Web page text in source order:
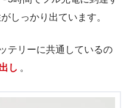
しっかり出ています。
テリーに共通しているの
し 。